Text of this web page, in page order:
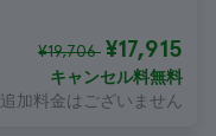
¥19,706 ¥17,915
キャンセル料無料
追加料金はございません